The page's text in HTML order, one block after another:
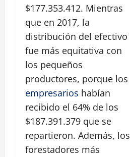
$177.353.412. Mientras
que en 2017, la
distribución del efectivo
fue más equitativa con
los pequeños
productores, porque los
empresarios habían
recibido el 64% de los
$187.391.379 que se
repartieron. Además, los
forestadores más